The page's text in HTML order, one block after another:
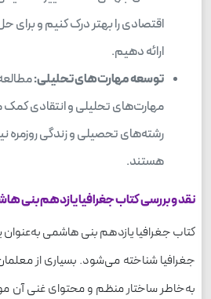
اقتصادی را بهتر درک کنیم و برای
ارائه دهیم.
توسعه مهارت‌های تحلیلی:
مهارت‌های تحلیلی و انتقادی کمک
رشته‌های تحصیلی و زندگی روزمره
هستند.
نقد و بررسی کتاب جغرافیا یازدهم بنی
کتاب جغرافیا یازدهم بنی هاشمی به‌عنوان
جغرافیا شناخته می‌شود. بسیاری از
به‌خاطر ساختار منظم و محتوای غنی آن